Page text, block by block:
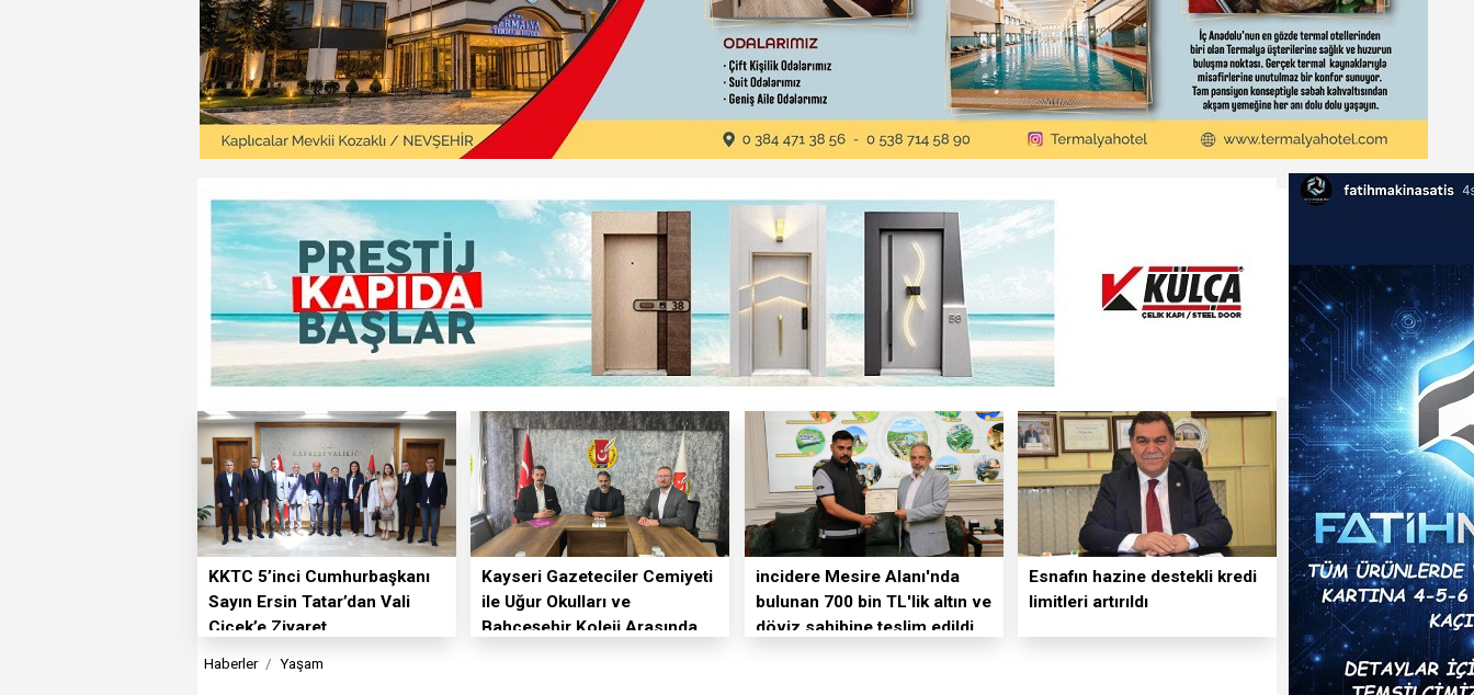
KKTC 5’inci Cumhurbaşkanı
Sayın Ersin Tatar’dan Vali
Çiçek’e Ziyaret
Kayseri Gazeteciler Cemiyeti
ile Uğur Okulları ve
Bahçeşehir Koleji Arasında
incidere Mesire Alanı'nda
bulunan 700 bin TL'lik altın ve
döviz sahibine teslim edildi
Esnafın hazine destekli kredi
limitleri artırıldı
Haberler Yaşam